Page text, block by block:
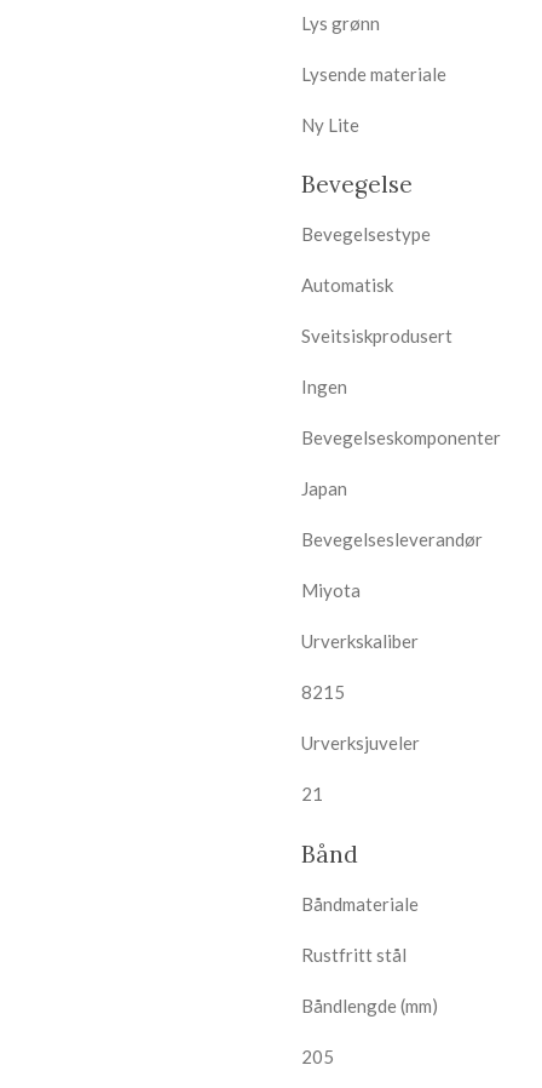
Lys grønn
Lysende materiale
Ny Lite
Bevegelse
Bevegelsestype
Automatisk
Sveitsiskprodusert
Ingen
Bevegelseskomponenter
Japan
Bevegelsesleverandør
Miyota
Urverkskaliber
8215
Urverksjuveler
21
Bånd
Båndmateriale
Rustfritt stål
Båndlengde (mm)
205